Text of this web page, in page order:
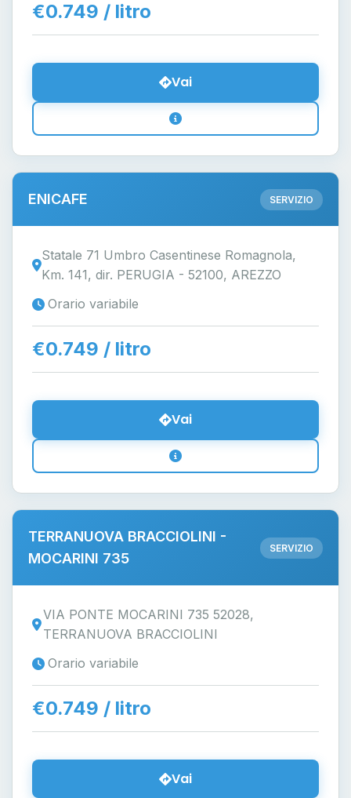
€0.749 / litro
Vai
ENICAFE SERVIZIO
Statale 71 Umbro Casentinese Romagnola,
Km. 141, dir. PERUGIA - 52100, AREZZO
Orario variabile
€0.749 / litro
Vai
TERRANUOVA BRACCIOLINI -
MOCARINI 735
SERVIZIO
VIA PONTE MOCARINI 735 52028,
TERRANUOVA BRACCIOLINI
Orario variabile
€0.749 / litro
Vai